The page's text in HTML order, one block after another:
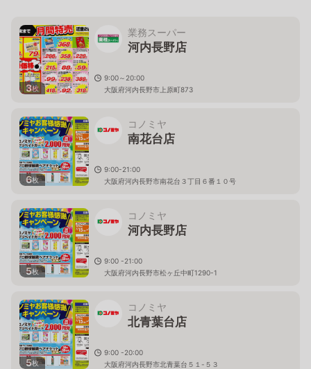
3枚
業務スーパー
河内長野店
9:00～20:00
大阪府河内長野市上原町873
6枚
コノミヤ
南花台店
9:00-21:00
大阪府河内長野市南花台３丁目６番１０号
5枚
コノミヤ
河内長野店
9:00 -21:00
大阪府河内長野市松ヶ丘中町1290-1
5枚
コノミヤ
北青葉台店
9:00 -20:00
大阪府河内長野市北青葉台５１-５３